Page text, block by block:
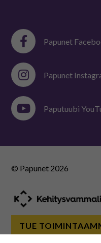
Papunet
Papunet
Paputuubi
© Papunet 2026
TUE